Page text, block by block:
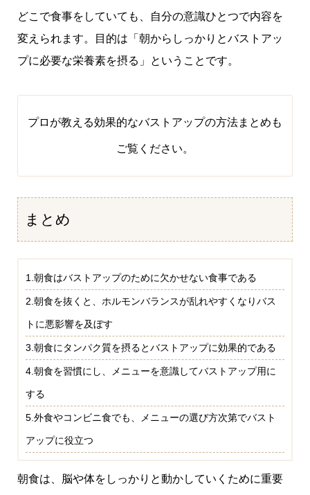
どこで食事をしていても、自分の意識ひとつで内容を
変えられます。目的は「朝からしっかりとバストアッ
プに必要な栄養素を摂る」ということです。
プロが教える効果的なバストアップの方法まとめ も
ご覧ください。
まとめ
1.朝食はバストアップのために欠かせない食事である
2.朝食を抜くと、ホルモンバランスが乱れやすくなりバス
トに悪影響を及ぼす
3.朝食にタンパク質を摂るとバストアップに効果的である
4.朝食を習慣にし、メニューを意識してバストアップ用に
する
5.外食やコンビニ食でも、メニューの選び方次第でバスト
アップに役立つ
朝食は、脳や体をしっかりと動かしていくために重要